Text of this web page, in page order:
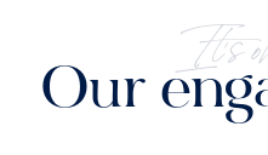
It's
Our